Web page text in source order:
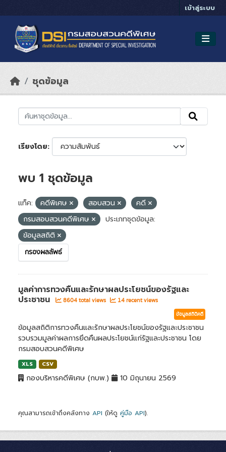
เข้าสู่ระบบ
ชุดข้อมูล
เรียงโดย
พบ 1 ชุดข้อมูล
แท็ค: คดีพิเศษ สอบสวน
คดี
กรมสอบสวนคดีพิเศษ
ประเภทชุดข้อมูล:
ข้อมูลสถิติ
กรองผลลัพธ์
มูลค่าการทวงคืนและรักษาผลประโยชน์ของรัฐและ
ประชาชน
8604 total views 14 recent views
ข้อมูลสถิติคดี
ข้อมูลสถิติการทวงคืนและรักษาผลประโยชน์ของรัฐและประชาชน
รวบรวมมูลค่าผลการยึดคืนผลประโยชน์แก่รัฐและประชาชน โดย
กรมสอบสวนคดีพิเศษ
XLS CSV
กองบริหารคดีพิเศษ (กบพ.) 10 มิถุนายน 2569
คุณสามารถเข้าถึงคลังทาง API (ให้ดู คู่มือ API).